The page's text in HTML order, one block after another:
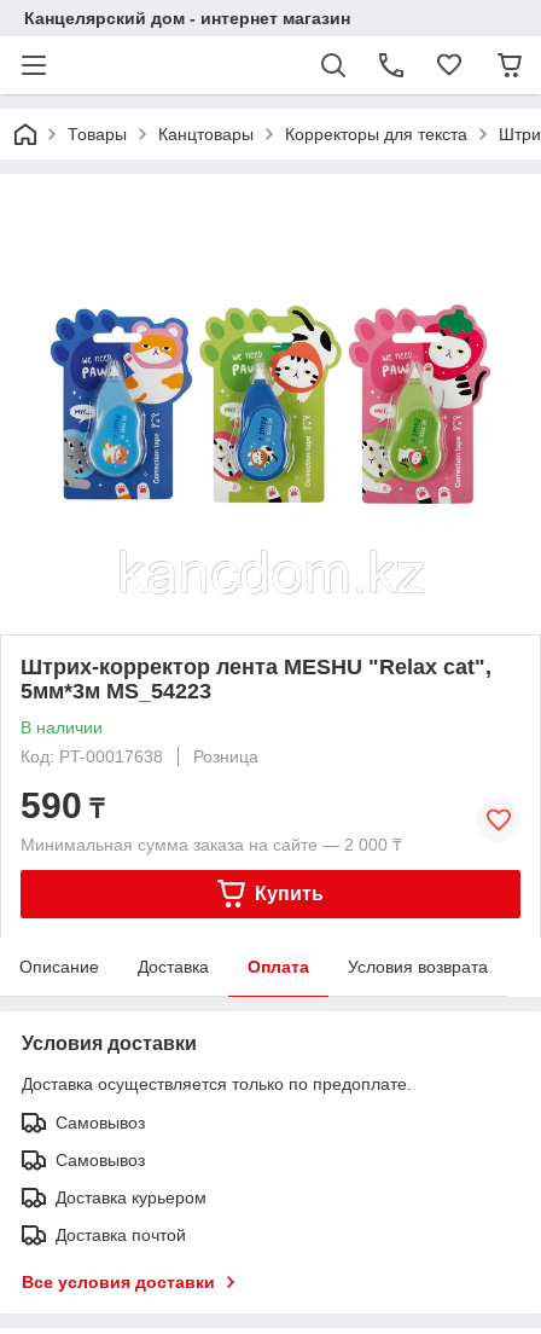
Канцелярский дом - интернет магазин
Товары Канцтовары Корректоры для текста
Штрих-корректор лента MESHU "Relax cat",
5мм*3м MS_54223
В наличии
Код: PT-00017638
Розница
590 ₸
Минимальная сумма заказа на сайте — 2 000 ₸
Купить
Описание Доставка Оплата Условия возврата
Условия доставки
Доставка осуществляется только по предоплате.
Самовывоз
Самовывоз
Доставка курьером
Доставка почтой
Все условия доставки